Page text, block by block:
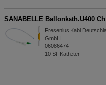
SANABELLE Ballonkath.U400
Fresenius Kabi
GmbH
06086474
10 St Katheter